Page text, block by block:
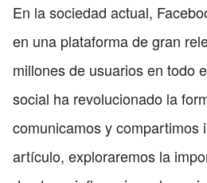
En la sociedad actual,
en una plataforma de gran
millones de usuarios en todo
social ha revolucionado la
comunicamos y compartimos
artículo, exploraremos la